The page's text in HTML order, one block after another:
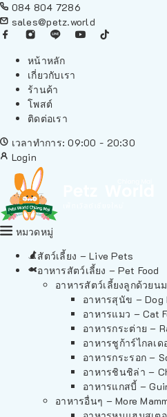
084 804 7286
sales@petz.world
หน้าหลัก
เกี่ยวกับเรา
ร้านค้า
โพสต์
ติดต่อเรา
เวลาทำการ: 09:00 - 20:30
Login
หมวดหมู่
สัตว์เลี้ยง – Live Pets
อาหารสัตว์เลี้ยง – Pet Food
อาหารสัตว์เลี้ยงลูกด้วยน
อาหารสุนัข – Dog
อาหารแมว – Cat
อาหารกระต่าย –
อาหารชูก้าร์ไกลเ
อาหารกระรอก –
อาหารชินชิล่า –
อาหารแกสบี้ –
อาหารอื่นๆ – More